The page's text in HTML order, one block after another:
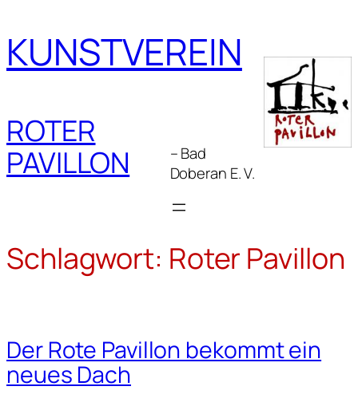
Inhalt
springen
KUNSTVEREIN
ROTER
PAVILLON
– Bad
Doberan E. V.
Schlagwort: Roter Pavillon
Der Rote Pavillon bekommt ein
neues Dach